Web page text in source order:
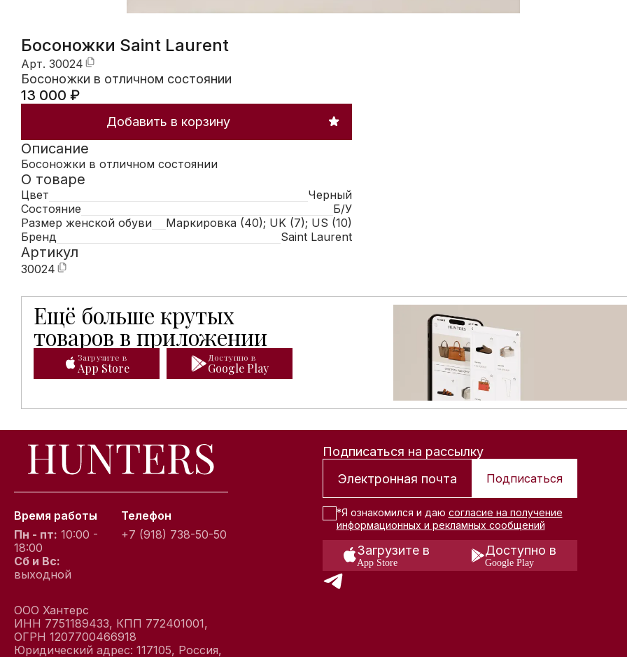
Босоножки Saint Laurent
Арт. 30024
Босоножки в отличном состоянии
13 000 ₽
Добавить в корзину
Описание
Босоножки в отличном состоянии
О товаре
Цвет
Черный
Состояние
Б/У
Размер женской обуви
Маркировка (40); UK (7); US (10)
Бренд
Saint Laurent
Артикул
30024
Ещё больше крутых
товаров в приложении
Мобильное приложение Hunters открывает доступ к расширенному каталогу брендовых товаров: больше
Загрузите в
App Store
Доступно в
Google Play
Время работы
Пн - пт: 10:00 -
18:00
Сб и Вс:
выходной
Телефон
+7 (918) 738-50-50
ООО Хантерс
ИНН 7751189433, КПП 772401001,
ОГРН 1207700466918
Юридический адрес: 117105, Россия,
Подписаться на рассылку
Подписаться
*Я ознакомился и даю согласие на получение
информационных и рекламных сообщений
Загрузите в
App Store
Доступно в
Google Play